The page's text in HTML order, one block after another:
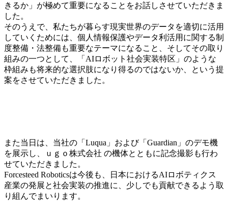
きるか」が極めて重要になることをお話しさせていただきま
した。
そのうえで、私たちが暮らす現実世界のデータを適切に活用
していくためには、個人情報保護やデータ利活用に関する制
度整備・法整備も重要なテーマになること、そしてその取り
組みの一つとして、「AIロボット社会実装特区」のような
枠組みも将来的な選択肢になり得るのではないか、という提
案をさせていただきました。
また当日は、当社の「Luqua」および「Guardian」のデモ機
を展示し、ｕｇｏ株式会社 の機体とともに記念撮影も行わ
せていただきました。
Forcesteed Roboticsは今後も、日本におけるAIロボティクス
産業の発展と社会実装の推進に、少しでも貢献できるよう取
り組んでまいります。